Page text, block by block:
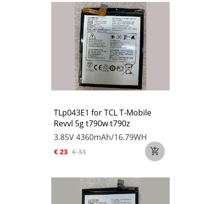
TLp043E1 for TCL T-Mobile
Revvl 5g t790w t790z
3.85V4360mAh/16.79WH
€ 23 € 33